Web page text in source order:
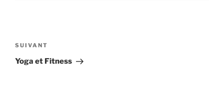
SUIVANT
Yoga et Fitness